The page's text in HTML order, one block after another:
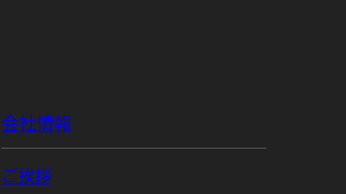
会社情報
ご挨拶